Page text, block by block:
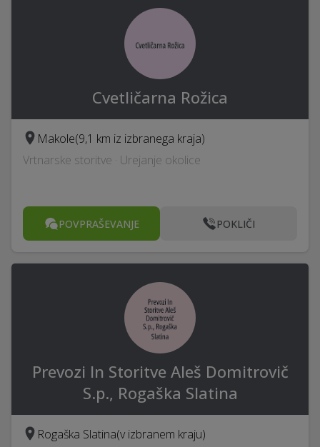
Cvetličarna Rožica
Makole(9,1 km iz izbranega kraja)
Vrtnarske storitve · Urejanje okolice
POVPRAŠEVANJE POKLIČI
Prevozi In Storitve Aleš Domitrovič
S.p., Rogaška Slatina
Rogaška Slatina(v izbranem kraju)